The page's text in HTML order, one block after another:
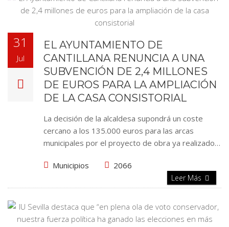
31
Jul
EL AYUNTAMIENTO DE
CANTILLANA RENUNCIA A UNA
SUBVENCIÓN DE 2,4 MILLONES
DE EUROS PARA LA AMPLIACIÓN
DE LA CASA CONSISTORIAL
La decisión de la alcaldesa supondrá un coste
cercano a los 135.000 euros para las arcas
municipales por el proyecto de obra ya realizado…
Municipios 2066
Leer Más